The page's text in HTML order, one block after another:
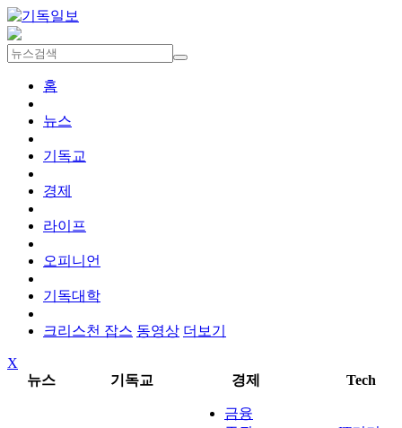
홈
뉴스
기독교
경제
라이프
오피니언
기독대학
크리스천 잡스 동영상 더보기
X
뉴스
기독교 경제 Tech
금융